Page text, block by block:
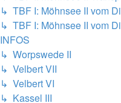
↳ TBF I: Möhnsee II vom
↳ TBF I: Möhnsee II vom
INFOS
↳ Worpswede II
↳ Velbert VII
↳ Velbert VI
↳ Kassel III